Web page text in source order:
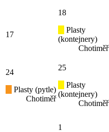
17
18
Plasty
(kontejnery)
Chotiměř
24
Plasty (pytle)
Chotiměř
25
Plasty
(kontejnery)
Chotiměř
1